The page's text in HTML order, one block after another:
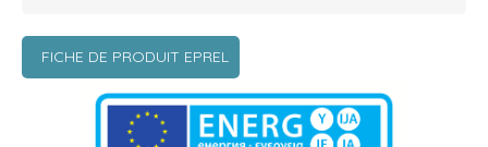
FICHE DE PRODUIT EPREL